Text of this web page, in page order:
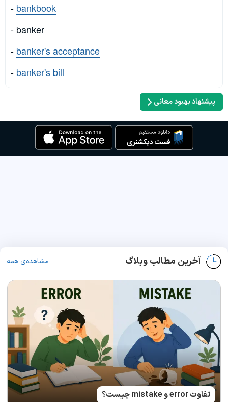
- bankbook
- banker
- banker's acceptance
- banker's bill
پیشنهاد بهبود معانی
آخرین مطالب وبلاگ مشاهده‌ی همه
تفاوت error و mistake چیست؟